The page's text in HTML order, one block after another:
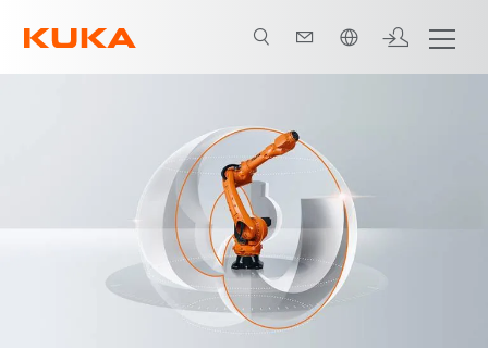
机器人种类 应用
中文 / Chinese